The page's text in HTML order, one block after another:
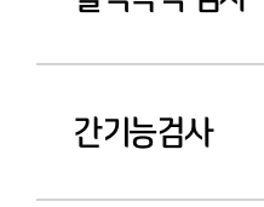
간기능검사